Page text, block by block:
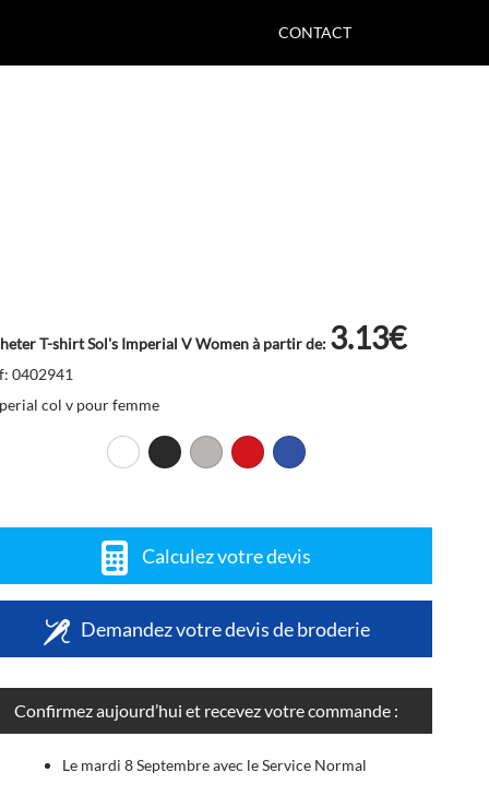
CONTACT
T-shirt Sol's Imperial V Women à partir de: 3.13€
0402941
col v pour femme
Calculez votre devis
Demandez votre devis de broderie
Confirmez aujourd’hui et recevez votre commande :
Le mardi 8 Septembre avec le Service Normal